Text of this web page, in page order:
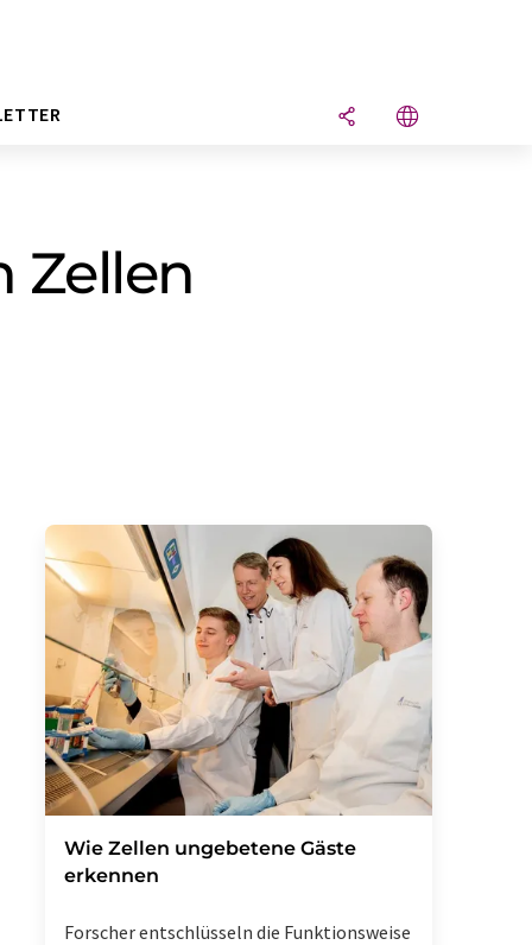
Zellen
Wie Zellen ungebetene Gäste
erkennen
Forscher entschlüsseln die Funktionsweise